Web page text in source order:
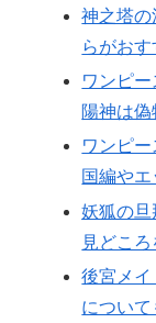
神之塔の
らがおす
ワンピ
陽神は偽
ワンピ
国編やエ
妖狐の旦
見どころ
後宮メイ
について